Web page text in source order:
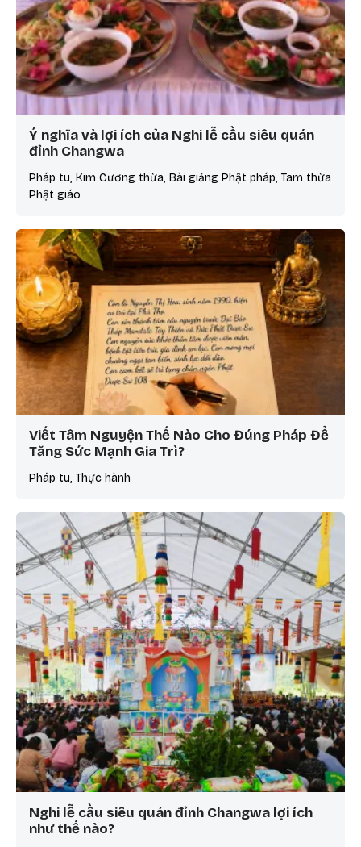
Ý nghĩa và lợi ích của Nghi lễ cầu siêu quán
đỉnh Changwa
Pháp tu, Kim Cương thừa, Bài giảng Phật pháp, Tam thừa
Phật giáo
Viết Tâm Nguyện Thế Nào Cho Đúng Pháp Để
Tăng Sức Mạnh Gia Trì?
Pháp tu, Thực hành
Nghi lễ cầu siêu quán đỉnh Changwa lợi ích
như thế nào?